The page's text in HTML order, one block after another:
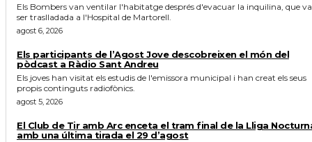
Els Bombers van ventilar l'habitatge després d'evacuar la inquilina, que va
ser traslladada a l'Hospital de Martorell.
agost 6, 2026
Els participants de l’Agost Jove descobreixen el món del
pòdcast a Ràdio Sant Andreu
Els joves han visitat els estudis de l'emissora municipal i han creat els seus
propis continguts radiofònics.
agost 5, 2026
El Club de Tir amb Arc enceta el tram final de la Lliga
amb una última tirada el 29 d’agost